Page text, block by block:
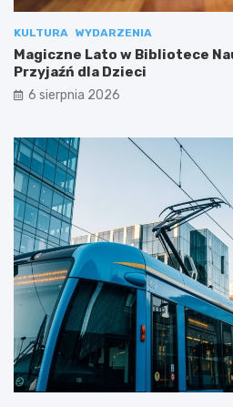
KULTURA WYDARZENIA
Magiczne Lato w Bibliotece
Przyjaźń dla Dzieci
6 sierpnia 2026